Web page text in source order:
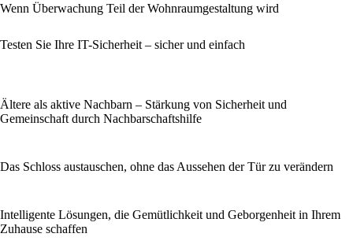
Wenn Überwachung Teil der Wohnraumgestaltung wird
Testen Sie Ihre IT-Sicherheit – sicher und einfach
Ältere als aktive Nachbarn – Stärkung von Sicherheit und
Gemeinschaft durch Nachbarschaftshilfe
Das Schloss austauschen, ohne das Aussehen der Tür zu verändern
Intelligente Lösungen, die Gemütlichkeit und Geborgenheit in Ihrem
Zuhause schaffen